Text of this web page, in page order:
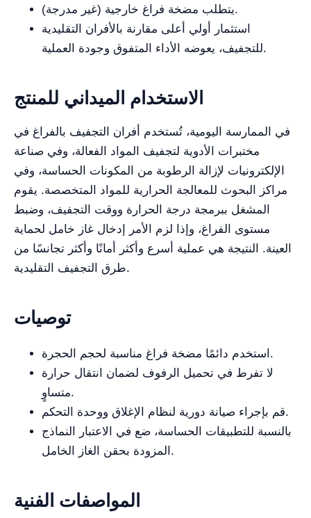
يتطلب مضخة فراغ خارجية (غير مدرجة).
استثمار أولي أعلى مقارنة بالأفران التقليدية
للتجفيف، يعوضه الأداء المتفوق وجودة العملية.
الاستخدام الميداني للمنتج
في الممارسة اليومية، تُستخدم أفران التجفيف بالفراغ في
مختبرات الأدوية لتجفيف المواد الفعالة، وفي صناعة
الإلكترونيات لإزالة الرطوبة من المكونات الحساسة، وفي
مراكز البحوث للمعالجة الحرارية للمواد المتخصصة. يقوم
المشغل ببرمجة درجة الحرارة ووقت التجفيف، وضبط
مستوى الفراغ، وإذا لزم الأمر إدخال غاز خامل لحماية
العينة. النتيجة هي عملية أسرع وأكثر أمانًا وأكثر تجانسًا من
طرق التجفيف التقليدية.
توصيات
استخدم دائمًا مضخة فراغ مناسبة لحجم الحجرة.
لا تفرط في تحميل الرفوف لضمان انتقال حرارة
متساوٍ.
قم بإجراء صيانة دورية لنظام الإغلاق ووحدة التحكم.
بالنسبة للتطبيقات الحساسة، ضع في الاعتبار النماذج
المزودة بحقن الغاز الخامل.
المواصفات الفنية